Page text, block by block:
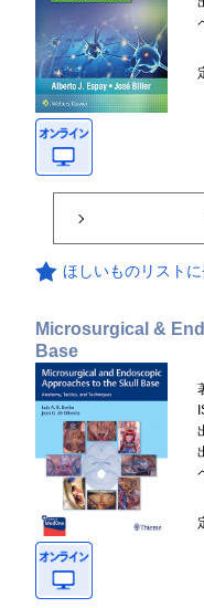
ほしいものリスト
Microsurgical &
Base